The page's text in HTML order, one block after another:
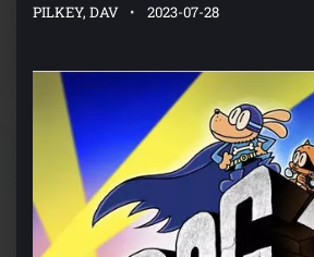
PILKEY, DAV 2023-07-28